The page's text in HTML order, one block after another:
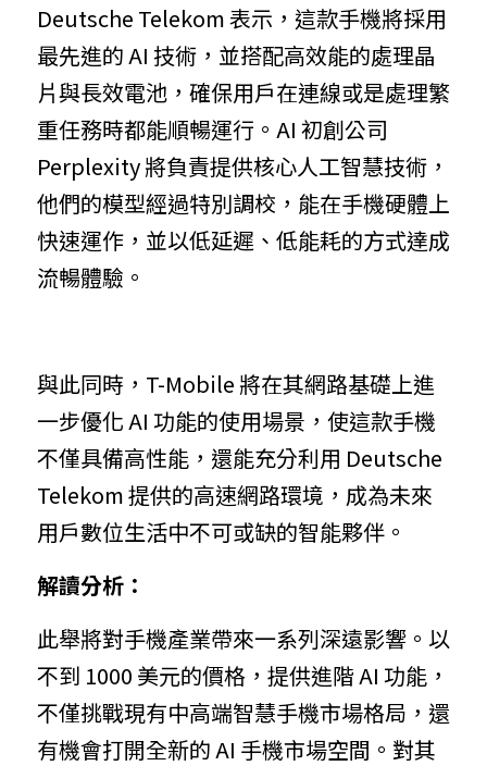
Deutsche Telekom 表示，這款手機將採用
最先進的 AI 技術，並搭配高效能的處理晶
片與長效電池，確保用戶在連線或是處理繁
重任務時都能順暢運行。AI 初創公司
Perplexity 將負責提供核心人工智慧技術，
他們的模型經過特別調校，能在手機硬體上
快速運作，並以低延遲、低能耗的方式達成
流暢體驗。
與此同時，T-Mobile 將在其網路基礎上進
一步優化 AI 功能的使用場景，使這款手機
不僅具備高性能，還能充分利用 Deutsche
Telekom 提供的高速網路環境，成為未來
用戶數位生活中不可或缺的智能夥伴。
解讀分析：
此舉將對手機產業帶來一系列深遠影響。以
不到 1000 美元的價格，提供進階 AI 功能，
不僅挑戰現有中高端智慧手機市場格局，還
有機會打開全新的 AI 手機市場空間。對其